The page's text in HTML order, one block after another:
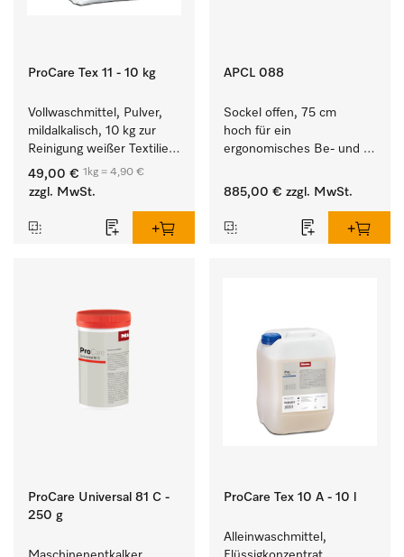
ProCare Tex 11 - 10 kg
Vollwaschmittel, Pulver,
mildalkalisch, 10 kg zur
Reinigung weißer Textilien
und farbechter
Buntwäsche.
49,00 € 1kg = 4,90 €
zzgl. MwSt.
APCL 088
Sockel offen, 75 cm
hoch für ein
ergonomisches Be- und
Waschmaschine und
885,00 € zzgl. MwSt.
ProCare Universal 81 C -
250 g
ProCare Tex 10 A - 10 l
Alleinwaschmittel,